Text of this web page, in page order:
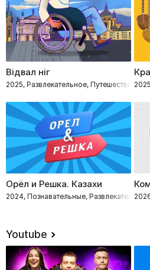
Відвал ніг
2025, Развлекательное, Путешествия,
Орёл и Решка. Казахи
2024, Познавательные,
Youtube